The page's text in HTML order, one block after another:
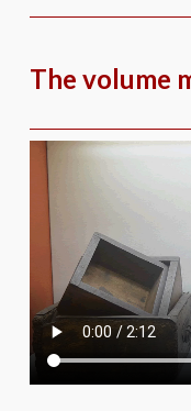
The volume